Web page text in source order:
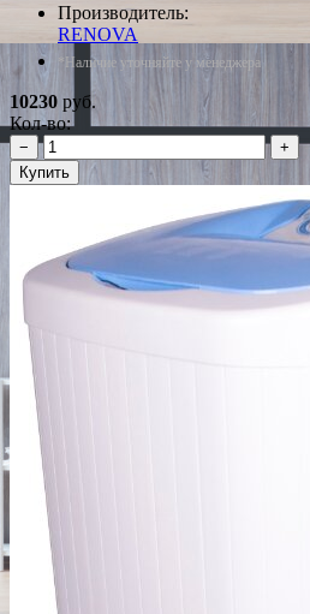
Производитель:
RENOVA
*Наличие уточняйте у менеджера
10230 руб.
Кол-во:
−
+
Купить